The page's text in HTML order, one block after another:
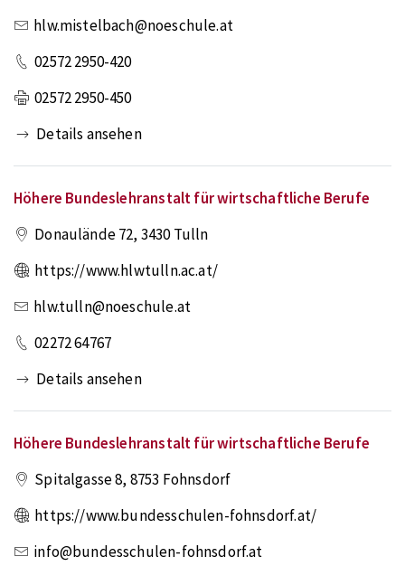
hlw.mistelbach@noeschule.at
02572 2950-420
02572 2950-450
Details ansehen
Höhere Bundeslehranstalt für wirtschaftliche Berufe
Donaulände 72, 3430 Tulln
https://www.hlwtulln.ac.at/
hlw.tulln@noeschule.at
02272 64767
Details ansehen
Höhere Bundeslehranstalt für wirtschaftliche Berufe
Spitalgasse 8, 8753 Fohnsdorf
https://www.bundesschulen-fohnsdorf.at/
info@bundesschulen-fohnsdorf.at